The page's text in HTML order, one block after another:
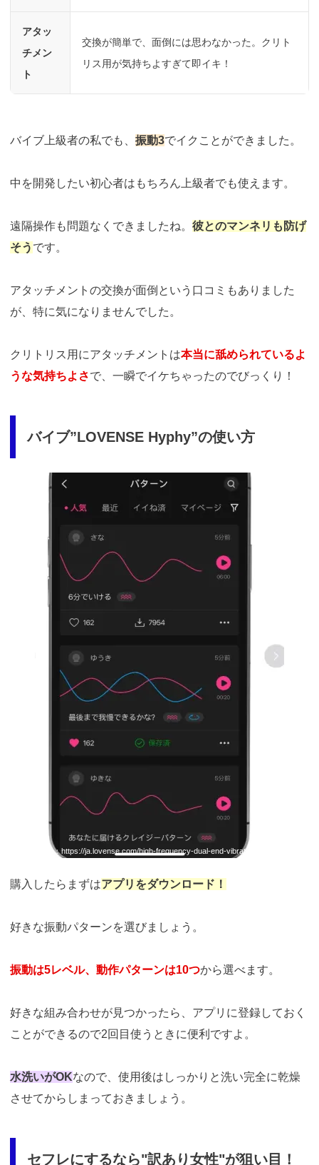
アタッ
チメン
ト
交換が簡単で、面倒には思わなかった。クリト
リス用が気持ちよすぎて即イキ！
バイブ上級者の私でも、 振動3でイクことができました。
中を開発したい初心者はもちろん上級者でも使えます。
遠隔操作も問題なくできましたね。 彼とのマンネリも防げ
そう です。
アタッチメントの交換が面倒という口コミもありました
が、特に気になりませんでした。
クリトリス用にアタッチメントは本当に舐められているよ
うな気持ちよさで、一瞬でイケちゃったのでびっくり！
バイブ”LOVENSE Hyphy”の使い方
引用： https://ja.lovense.com/high-frequency-dual-end-vibrator
購入したらまずはアプリをダウンロード！
好きな振動パターンを選びましょう。
振動は5レベル、動作パターンは10つから選べます。
好きな組み合わせが見つかったら、アプリに登録しておく
ことができるので2回目使うときに便利ですよ。
水洗いがOKなので、使用後はしっかりと洗い完全に乾燥
させてからしまっておきましょう。
セフレにするなら"訳あり女性"が狙い目！